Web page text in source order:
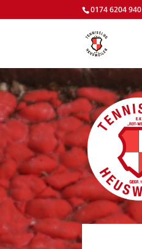
0174 6204 940